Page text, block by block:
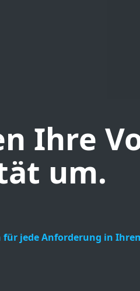
Ihre
um.
für jede Anforderung in